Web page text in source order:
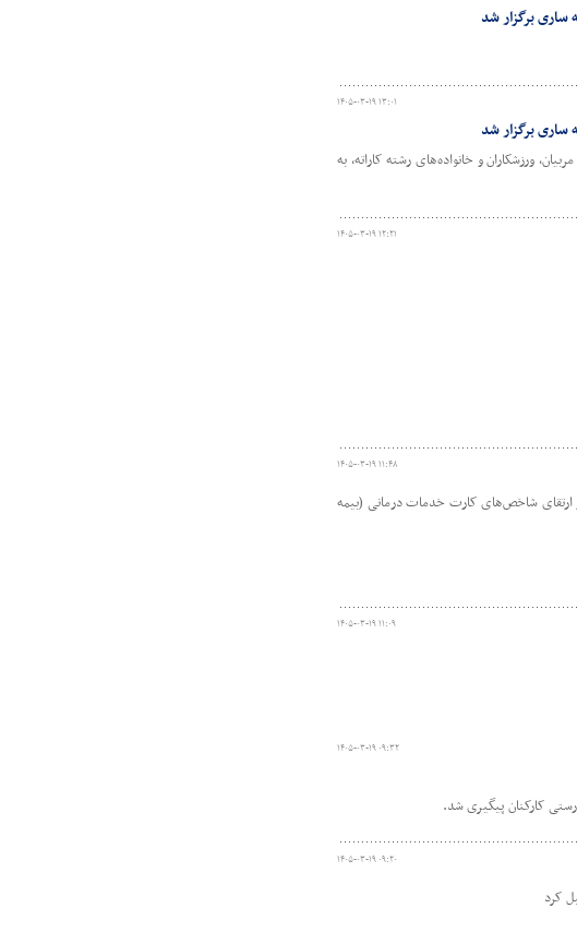
ساری برگزار شد
۱۴۰۵-۰۳-۱۹ ۱۳:۰۱
ساری برگزار شد
ورزشکاران و خانواده‌های رشته کاراته، به
۱۴۰۵-۰۳-۱۹ ۱۲:۲۱
۱۴۰۵-۰۳-۱۹ ۱۱:۴۸
ارتقای شاخص‌های کارت خدمات درمانی (بیمه
۱۴۰۵-۰۳-۱۹ ۱۱:۰۹
۱۴۰۵-۰۳-۱۹ ۰۹:۳۲
کارکنان پیگیری شد.
۱۴۰۵-۰۳-۱۹ ۰۹:۲۰
کرد